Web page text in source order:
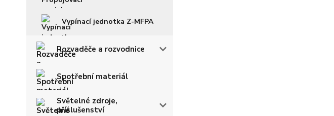
Vypínací jednotka Z-MFPA
Rozvaděče a rozvodnice
Spotřební materiál
Světelné zdroje,
příslušenství